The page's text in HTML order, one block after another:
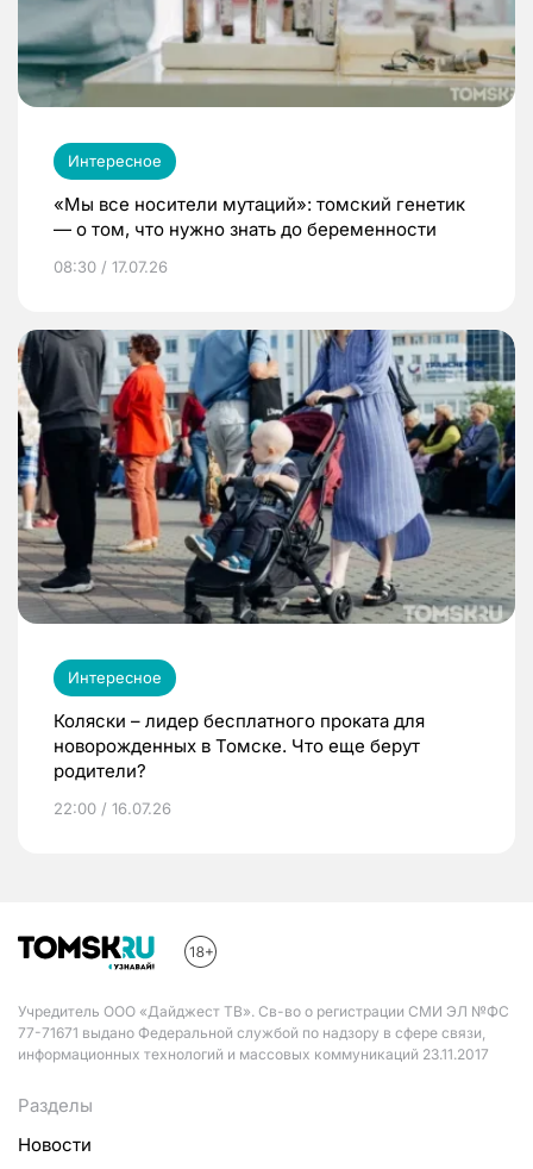
Интересное
«Мы все носители мутаций»: томский генетик
— о том, что нужно знать до беременности
08:30 / 17.07.26
Интересное
Коляски – лидер бесплатного проката для
новорожденных в Томске. Что еще берут
родители?
22:00 / 16.07.26
Учредитель ООО «Дайджест ТВ». Св-во о регистрации СМИ ЭЛ №ФС
77-71671 выдано Федеральной службой по надзору в сфере связи,
информационных технологий и массовых коммуникаций 23.11.2017
Разделы
Новости